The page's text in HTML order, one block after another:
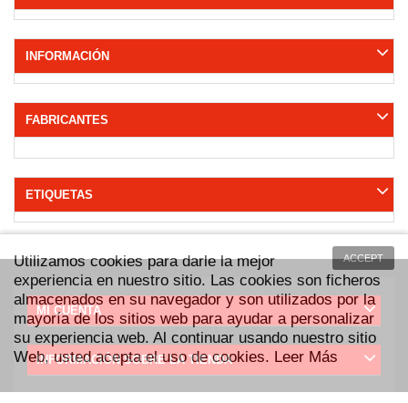
INFORMACIÓN
FABRICANTES
ETIQUETAS
MI CUENTA
INFORMACIÓN SOBRE LA TIENDA
ACCEPT
Utilizamos cookies para darle la mejor
experiencia en nuestro sitio. Las cookies son ficheros
almacenados en su navegador y son utilizados por la
mayoría de los sitios web para ayudar a personalizar
su experiencia web. Al continuar usando nuestro sitio
Web, usted acepta el uso de cookies. Leer Más